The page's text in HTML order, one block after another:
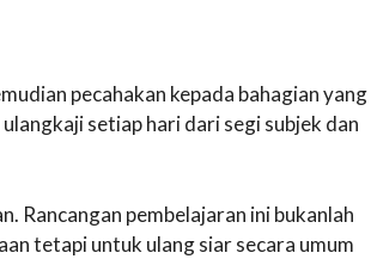
pecahakan kepada bahagian yang
setiap hari dari segi subjek dan
Rancangan pembelajaran ini bukanlah
tetapi untuk ulang siar secara umum